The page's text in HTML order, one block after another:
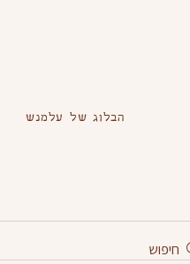
הבלוג של עלמנש
חיפוש